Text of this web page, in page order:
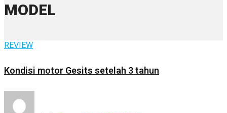
MODEL
REVIEW
Kondisi motor Gesits setelah 3 tahun